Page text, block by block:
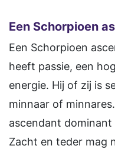
Een Schorpioen
Een Schorpioen
heeft passie, een
energie. Hij of zij is
minnaar of
ascendant
Zacht en teder mag